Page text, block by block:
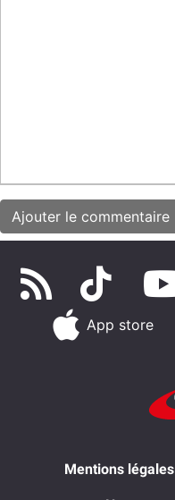
App store
Mentions légales